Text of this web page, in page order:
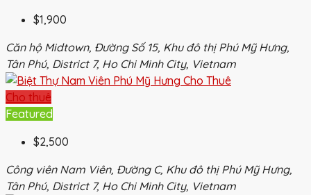
$1,900
Căn hộ Midtown, Đường Số 15, Khu đô thị Phú Mỹ Hưng,
Tân Phú, District 7, Ho Chi Minh City, Vietnam
Cho thuê
Featured
$2,500
Công viên Nam Viên, Đường C, Khu đô thị Phú Mỹ Hưng,
Tân Phú, District 7, Ho Chi Minh City, Vietnam